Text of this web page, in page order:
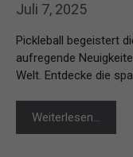
Juli 7, 2025
Pickleball begeistert
aufregende
Welt. Entdecke die
Weiterlesen…